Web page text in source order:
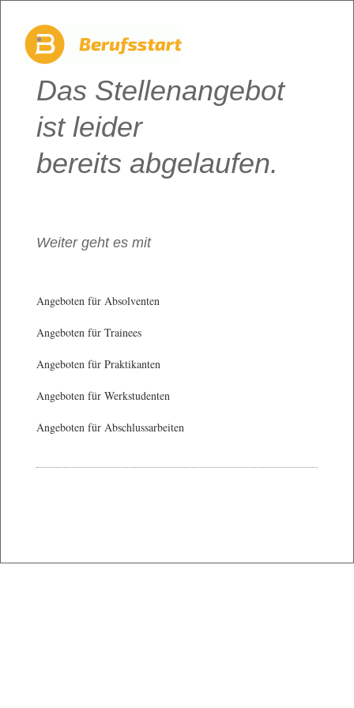
Das Stellenangebot
ist leider
bereits abgelaufen.
Weiter geht es mit
Angeboten für Absolventen
Angeboten für Trainees
Angeboten für Praktikanten
Angeboten für Werkstudenten
Angeboten für Abschlussarbeiten